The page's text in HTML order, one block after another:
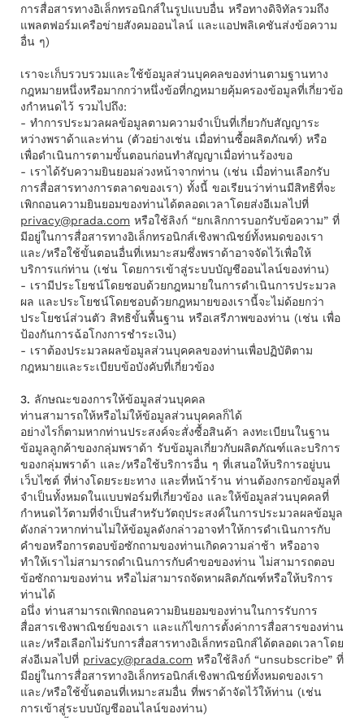
การสื่อสารทางอิเล็กทรอนิกส์ในรูปแบบอื่น หรือทางดิจิทัลรวมถึง
แพลตฟอร์มเครือข่ายสังคมออนไลน์ และแอปพลิเคชันส่งข้อความ
อื่น ๆ)
เราจะเก็บรวบรวมและใช้ข้อมูลส่วนบุคคลของท่านตามฐานทาง
กฎหมายหนึ่งหรือมากกว่าหนึ่งข้อที่กฎหมายคุ้มครองข้อมูลที่เกี่ยวข้อ
งกําหนดไว้ รวมไปถึง:
- ทำการประมวลผลข้อมูลตามความจำเป็นที่เกี่ยวกับสัญญาระ
หว่างพราด้าและท่าน (ตัวอย่างเช่น เมื่อท่านซื้อผลิตภัณฑ์) หรือ
เพื่อดําเนินการตามขั้นตอนก่อนทําสัญญาเมื่อท่านร้องขอ
- เราได้รับความยินยอมล่วงหน้าจากท่าน (เช่น เมื่อท่านเลือกรับ
การสื่อสารทางการตลาดของเรา) ทั้งนี้ ขอเรียนว่าท่านมีสิทธิที่จะ
เพิกถอนความยินยอมของท่านได้ตลอดเวลาโดยส่งอีเมลไปที่
privacy@prada.com หรือใช้ลิงก์ “ยกเลิกการบอกรับข้อความ” ที่
มีอยู่ในการสื่อสารทางอิเล็กทรอนิกส์เชิงพาณิชย์ทั้งหมดของเรา
และ/หรือใช้ขั้นตอนอื่นที่เหมาะสมซึ่งพราด้าอาจจัดไว้เพื่อให้
บริการแก่ท่าน (เช่น โดยการเข้าสู่ระบบบัญชีออนไลน์ของท่าน)
- เรามีประโยชน์โดยชอบด้วยกฎหมายในการดำเนินการประมวล
ผล และประโยชน์โดยชอบด้วยกฎหมายของเรานี้จะไม่ด้อยกว่า
ประโยชน์ส่วนตัว สิทธิขั้นพื้นฐาน หรือเสรีภาพของท่าน (เช่น เพื่อ
ป้องกันการฉ้อโกงการชำระเงิน)
- เราต้องประมวลผลข้อมูลส่วนบุคคลของท่านเพื่อปฏิบัติตาม
กฎหมายและระเบียบข้อบังคับที่เกี่ยวข้อง
3. ลักษณะของการให้ข้อมูลส่วนบุคคล
ท่านสามารถให้หรือไม่ให้ข้อมูลส่วนบุคคลก็ได้
อย่างไรก็ตามหากท่านประสงค์จะสั่งซื้อสินค้า ลงทะเบียนในฐาน
ข้อมูลลูกค้าของกลุ่มพราด้า รับข้อมูลเกี่ยวกับผลิตภัณฑ์และบริการ
ของกลุ่มพราด้า และ/หรือใช้บริการอื่น ๆ ที่เสนอให้บริการอยู่บน
เว็บไซต์ ที่ห่างโดยระยะทาง และที่หน้าร้าน ท่านต้องกรอกข้อมูลที่
จําเป็นทั้งหมดในแบบฟอร์มที่เกี่ยวข้อง และให้ข้อมูลส่วนบุคคลที่
กำหนดไว้ตามที่จําเป็นสำหรับวัตถุประสงค์ในการประมวลผลข้อมูล
ดังกล่าวหากท่านไม่ให้ข้อมูลดังกล่าวอาจทําให้การดำเนินการกับ
คำขอหรือการตอบข้อซักถามของท่านเกิดความล่าช้า หรืออาจ
ทำให้เราไม่สามารถดำเนินการกับคำขอของท่าน ไม่สามารถตอบ
ข้อซักถามของท่าน หรือไม่สามารถจัดหาผลิตภัณฑ์หรือให้บริการ
ท่านได้
อนึ่ง ท่านสามารถเพิกถอนความยินยอมของท่านในการรับการ
สื่อสารเชิงพาณิชย์ของเรา และแก้ไขการตั้งค่าการสื่อสารของท่าน
และ/หรือเลือกไม่รับการสื่อสารทางอิเล็กทรอนิกส์ได้ตลอดเวลาโดย
ส่งอีเมลไปที่ privacy@prada.com หรือใช้ลิงก์ “unsubscribe” ที่
มีอยู่ในการสื่อสารทางอิเล็กทรอนิกส์เชิงพาณิชย์ทั้งหมดของเรา
และ/หรือใช้ขั้นตอนที่เหมาะสมอื่น ที่พราด้าจัดไว้ให้ท่าน (เช่น
การเข้าสู่ระบบบัญชีออนไลน์ของท่าน)